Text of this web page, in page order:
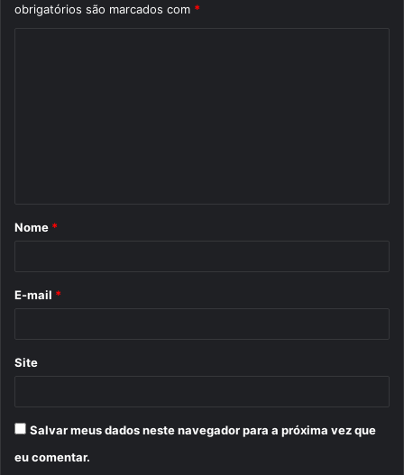
obrigatórios são marcados com *
r
Nome *
E-mail *
Site
Salvar meus dados neste navegador para a próxima vez que
eu comentar.